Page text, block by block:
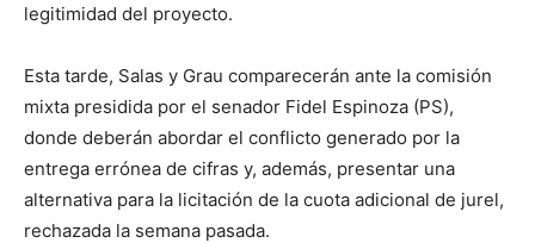
legitimidad del proyecto.
Esta tarde, Salas y Grau comparecerán ante la comisión
mixta presidida por el senador Fidel Espinoza (PS),
donde deberán abordar el conflicto generado por la
entrega errónea de cifras y, además, presentar una
alternativa para la licitación de la cuota adicional de jurel,
rechazada la semana pasada.